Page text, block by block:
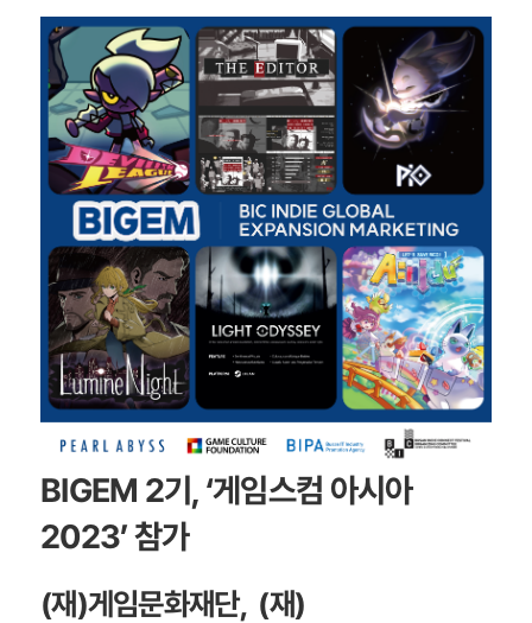
BIGEM 2기, ‘게임스컴 아시아
2023’ 참가
(재)게임문화재단, (재)